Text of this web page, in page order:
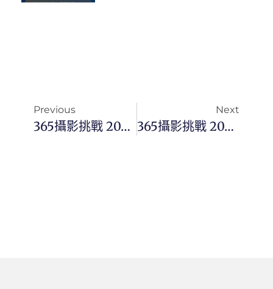
Previous
365攝影挑戰 20230830(三) 242/365 Day2779
Next
365攝影挑戰 20230901(五) 244/365 Day2781